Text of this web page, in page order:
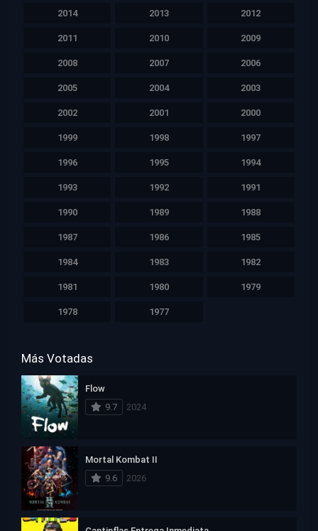
2014 2013 2012
2011 2010 2009
2008 2007 2006
2005 2004 2003
2002 2001 2000
1999 1998 1997
1996 1995 1994
1993 1992 1991
1990 1989 1988
1987 1986 1985
1984 1983 1982
1981 1980 1979
1978 1977
Más Votadas
Flow
9.7
2024
Mortal Kombat II
9.6
2026